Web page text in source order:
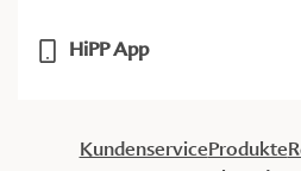
HiPP App
KundenserviceProdukte